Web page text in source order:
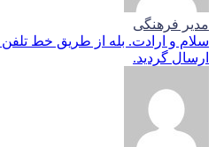
مدیر فرهنگی
سلام و ارادت. بله از طریق خط
ارسال گردید.